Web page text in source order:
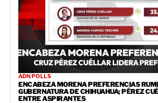
ADN POLLS
ENCABEZA MORENA PREFERENCIAS
GUBERNATURA DE CHIHUAHUA; PÉREZ
ENTRE ASPIRANTES